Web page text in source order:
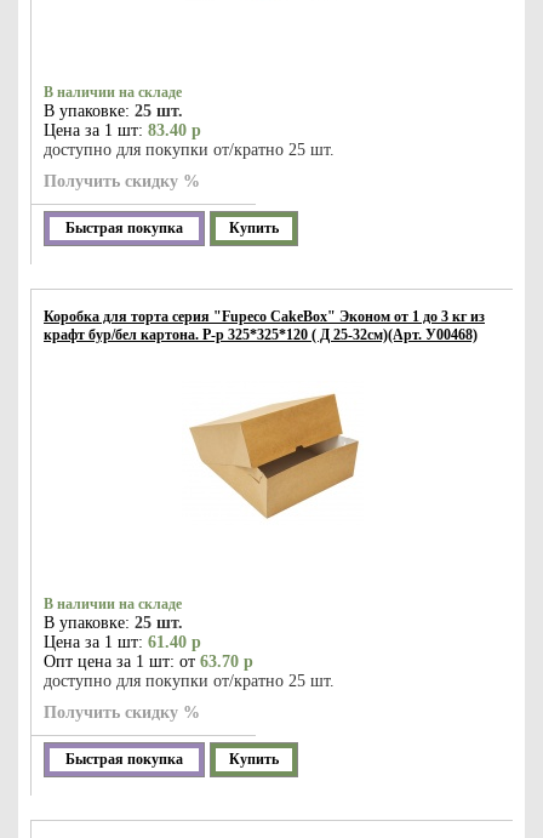
В наличии на складе
В упаковке: 25 шт.
Цена за 1 шт: 83.40 р
доступно для покупки от/кратно 25 шт.
Получить скидку %
Быстрая покупка Купить
Коробка для торта серия "Fupeco CakeBox" Эконом от 1 до 3 кг из
крафт бур/бел картона. Р-р 325*325*120 ( Д 25-32см)(Арт. У00468)
В наличии на складе
В упаковке: 25 шт.
Цена за 1 шт: 61.40 р
Опт цена за 1 шт: от 63.70 р
доступно для покупки от/кратно 25 шт.
Получить скидку %
Быстрая покупка Купить